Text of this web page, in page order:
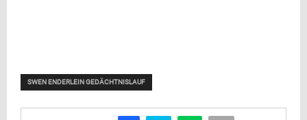
SWEN ENDERLEIN GEDÄCHTNISLAUF